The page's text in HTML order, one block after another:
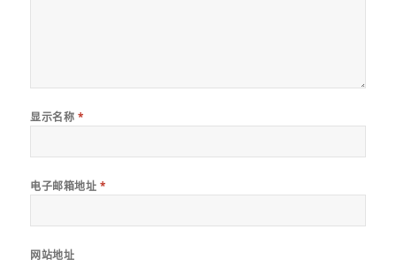
显示名称 *
电子邮箱地址 *
网站地址